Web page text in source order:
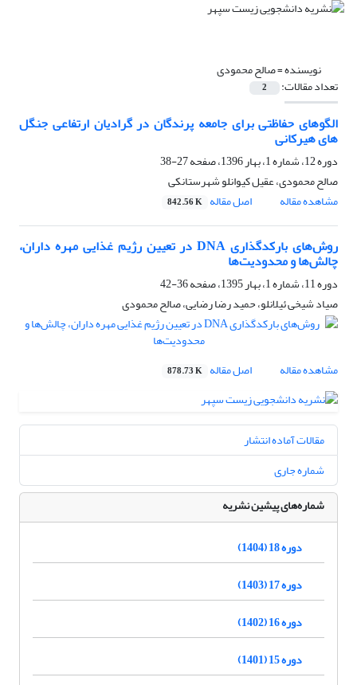
نویسنده =صالح محمودی
تعداد مقالات: 2
الگوهای حفاظتی برای جامعه پرندگان در گرادیان ارتفاعی جنگل
های هیرکانی
دوره 12، شماره 1، بهار 1396، صفحه
27-38
صالح محمودی، عقیل کیوانلو شهرستانکی
مشاهده مقاله
اصل مقاله 842.56 K
روش‌های بارکدگذاری DNA در تعیین رژیم غذایی مهره داران،
چالش‌ها و محدودیت‌ها
دوره 11، شماره 1، بهار 1395، صفحه
36-42
صیاد شیخی ئیلانلو، حمید رضا رضایی، صالح محمودی
مشاهده مقاله اصل مقاله 878.73 K
مقالات آماده انتشار
شماره جاری
شماره‌های پیشین نشریه
دوره 18 (1404)
دوره 17 (1403)
دوره 16 (1402)
دوره 15 (1401)